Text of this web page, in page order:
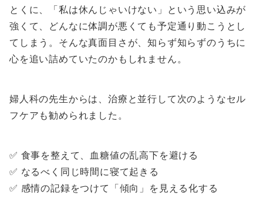
とくに、「私は休んじゃいけない」という思い込みが
強くて、どんなに体調が悪くても予定通り動こうとし
てしまう。そんな真面目さが、知らず知らずのうちに
心を追い詰めていたのかもしれません。
婦人科の先生からは、治療と並行して次のようなセル
フケアも勧められました。
✅ 食事を整えて、血糖値の乱高下を避ける
✅ なるべく同じ時間に寝て起きる
✅ 感情の記録をつけて「傾向」を見える化する